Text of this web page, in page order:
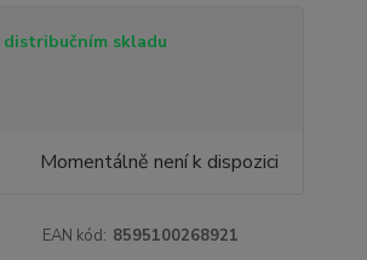
distribučním skladu
Momentálně není k dispozici
EAN kód: 8595100268921